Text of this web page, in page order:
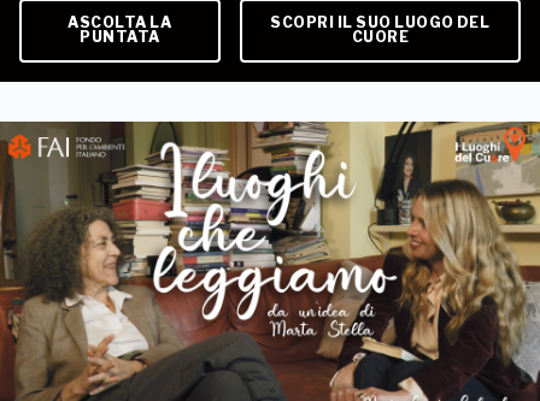
ASCOLTA LA
PUNTATA
SCOPRI IL SUO LUOGO DEL
CUORE